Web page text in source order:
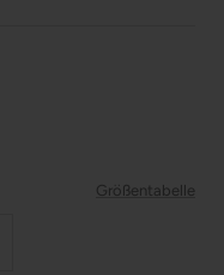
Größentabelle